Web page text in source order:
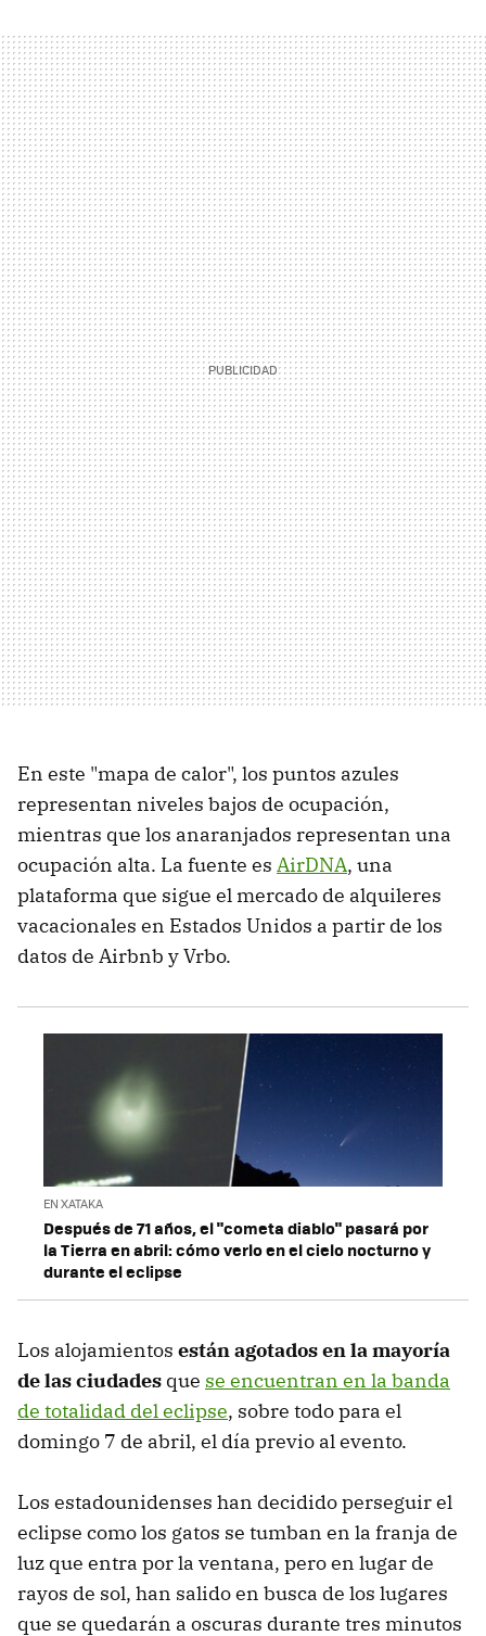
En este "mapa de calor", los puntos azules
representan niveles bajos de ocupación,
mientras que los anaranjados representan una
ocupación alta. La fuente es AirDNA, una
plataforma que sigue el mercado de alquileres
vacacionales en Estados Unidos a partir de los
datos de Airbnb y Vrbo.
EN XATAKA
Después de 71 años, el "cometa diablo" pasará por
la Tierra en abril: cómo verlo en el cielo nocturno y
durante el eclipse
Los alojamientos están agotados en la mayoría
de las ciudades que se encuentran en la banda
de totalidad del eclipse, sobre todo para el
domingo 7 de abril, el día previo al evento.
Los estadounidenses han decidido perseguir el
eclipse como los gatos se tumban en la franja de
luz que entra por la ventana, pero en lugar de
rayos de sol, han salido en busca de los lugares
que se quedarán a oscuras durante tres minutos